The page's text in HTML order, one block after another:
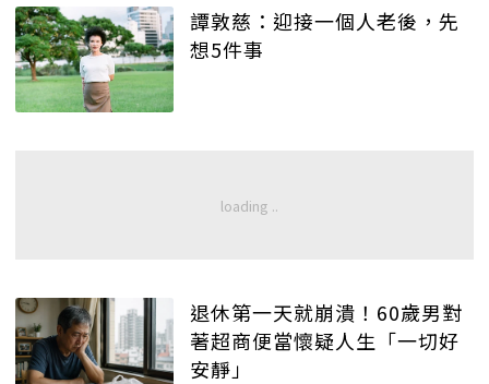
譚敦慈：迎接一個人老後，先
想5件事
退休第一天就崩潰！60歲男對
著超商便當懷疑人生「一切好
安靜」